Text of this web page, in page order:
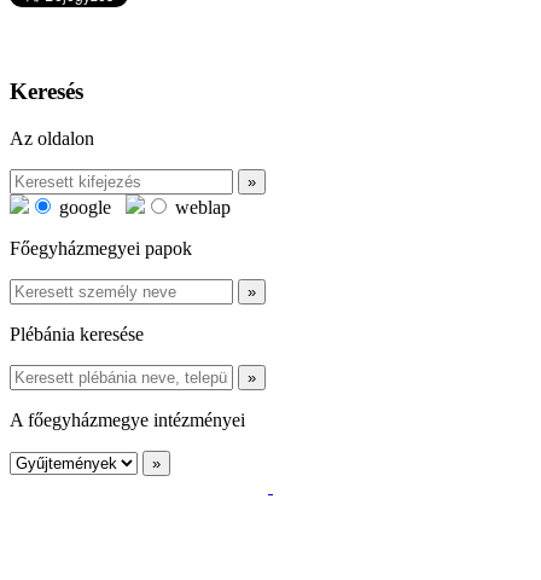
Keresés
Az oldalon
google
weblap
Főegyházmegyei papok
Plébánia keresése
A főegyházmegye intézményei